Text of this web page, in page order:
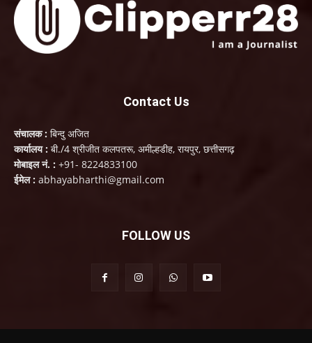
Contact Us
संचालक : बिन्दु अजित
कार्यालय : बी./4 श्रीजीत कलपतरू, अमील्हडीह, रायपुर, छत्तीसगढ़
मोबाइल नं. : +91- 8224833100
ईमेल : abhayabharthi@gmail.com
FOLLOW US